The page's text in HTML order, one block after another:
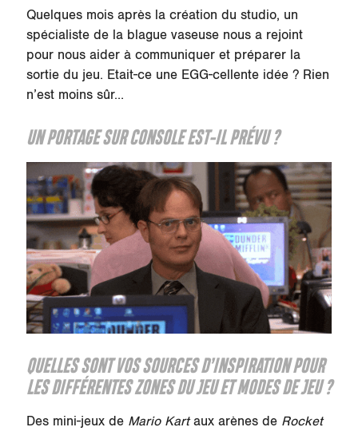
Quelques mois après la création du studio, un
spécialiste de la blague vaseuse nous a rejoint
pour nous aider à communiquer et préparer la
sortie du jeu. Etait-ce une EGG-cellente idée ? Rien
n’est moins sûr…
UN PORTAGE SUR CONSOLE EST-IL PRÉVU ?
QUELLES SONT VOS SOURCES D’INSPIRATION POUR
LES DIFFÉRENTES ZONES DU JEU ET MODES DE JEU ?
Des mini-jeux de Mario Kartaux arènes de Rocket